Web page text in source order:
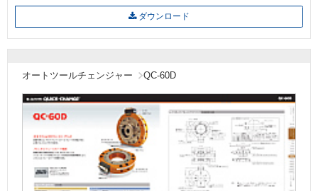
ダウンロード
オートツールチェンジャー QC-60D